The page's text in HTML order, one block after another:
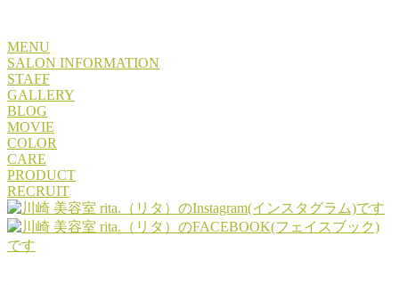
MENU
SALON INFORMATION
STAFF
GALLERY
BLOG
MOVIE
COLOR
CARE
PRODUCT
RECRUIT